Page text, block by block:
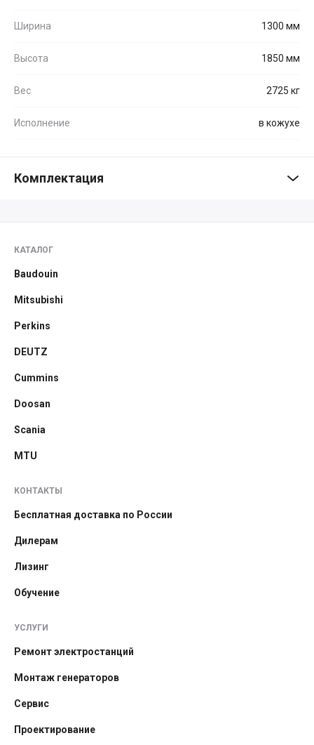
Ширина 1300 мм
Высота 1850 мм
Вес 2725 кг
Исполнение в кожухе
Комплектация
КАТАЛОГ
Baudouin
Mitsubishi
Perkins
DEUTZ
Cummins
Doosan
Scania
MTU
КОНТАКТЫ
Бесплатная доставка по России
Дилерам
Лизинг
Обучение
УСЛУГИ
Ремонт электростанций
Монтаж генераторов
Сервис
Проектирование